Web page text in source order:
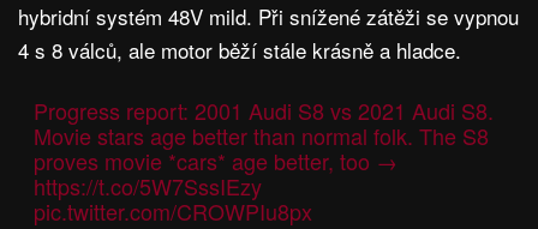
hybridní systém 48V mild. Při snížené zátěži se vypnou
4 s 8 válců, ale motor běží stále krásně a hladce.
Progress report: 2001 Audi S8 vs 2021 Audi S8.
Movie stars age better than normal folk. The S8
proves movie *cars* age better, too →
https://t.co/5W7SssIEzy
pic.twitter.com/CROWPIu8px